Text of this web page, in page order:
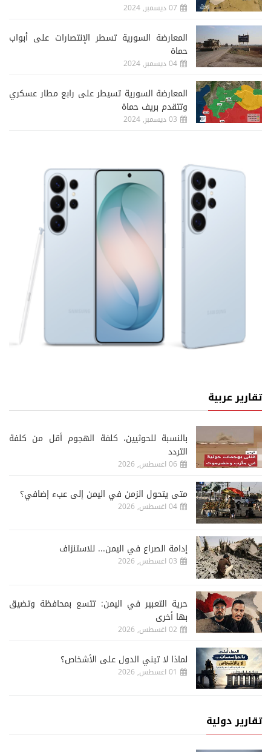
07 ديسمبر, 2024
المعارضة السورية تسطر الإنتصارات على أبواب
حماة
04 ديسمبر, 2024
المعارضة السورية تسيطر على رابع مطار عسكري
وتتقدم بريف حماة
03 ديسمبر, 2024
تقارير عربية
‏بالنسبة للحوثيين، كلفة الهجوم أقل من كلفة
التردد
06 اغسطس, 2026
متى يتحول الزمن في اليمن إلى عبء إضافي؟
04 اغسطس, 2026
إدامة الصراع في اليمن... للاستنزاف
03 اغسطس, 2026
حرية التعبير في اليمن: تتسع بمحافظة وتضيق
بها أخرى
02 اغسطس, 2026
لماذا لا تبني الدول على الأشخاص؟
01 اغسطس, 2026
تقارير دولية